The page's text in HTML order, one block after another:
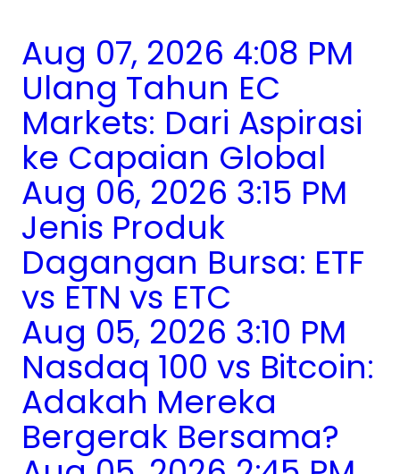
Aug 07, 2026 4:08 PM
Ulang Tahun EC
Markets: Dari Aspirasi
ke Capaian Global
Aug 06, 2026 3:15 PM
Jenis Produk
Dagangan Bursa: ETF
vs ETN vs ETC
Aug 05, 2026 3:10 PM
Nasdaq 100 vs Bitcoin:
Adakah Mereka
Bergerak Bersama?